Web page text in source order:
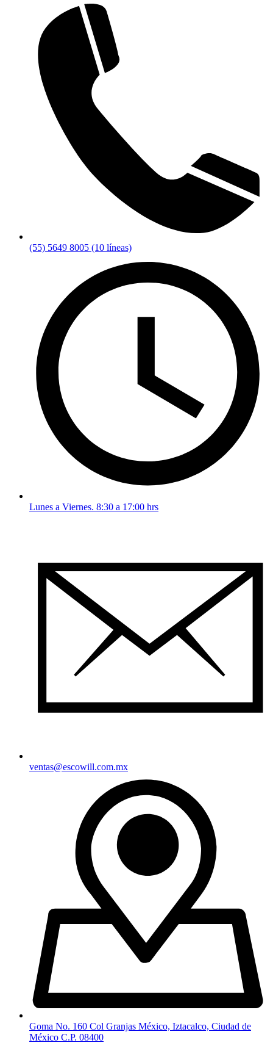
(55) 5649 8005 (10 líneas)
Lunes a Viernes. 8:30 a 17:00 hrs
ventas@escowill.com.mx
Goma No. 160 Col Granjas México, Iztacalco, Ciudad de
México C.P. 08400